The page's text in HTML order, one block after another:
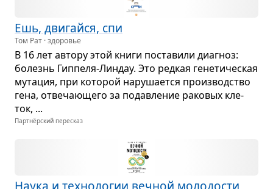
Ешь, дви­гайся, спи
Том Рат · здоровье
В 16 лет автору этой книги поста­вили диа­гноз:
болезнь Гип­пеля-Лин­дау. Это ред­кая гене­ти­че­ская
мута­ция, при кото­рой нару­ша­ется про­из­вод­ство
гена, отве­ча­ю­щего за подав­ле­ние рако­вых кле­
ток, ...
Партнёрский пересказ